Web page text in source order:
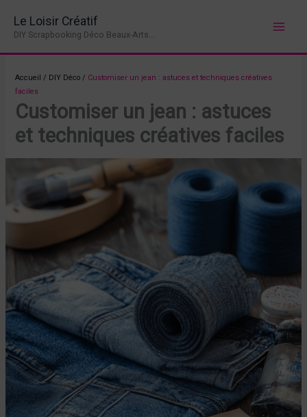
contenu
Le Loisir Créatif
DIY Scrapbooking Déco Beaux-Arts...
Accueil / DIY Déco / Customiser un jean : astuces et techniques créatives
faciles
Customiser un jean : astuces
et techniques créatives faciles